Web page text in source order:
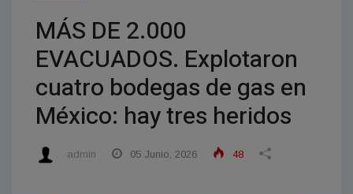
MÁS DE 2.000
EVACUADOS. Explotaron
cuatro bodegas de gas en
México: hay tres heridos
admin 05 Junio, 2026 48